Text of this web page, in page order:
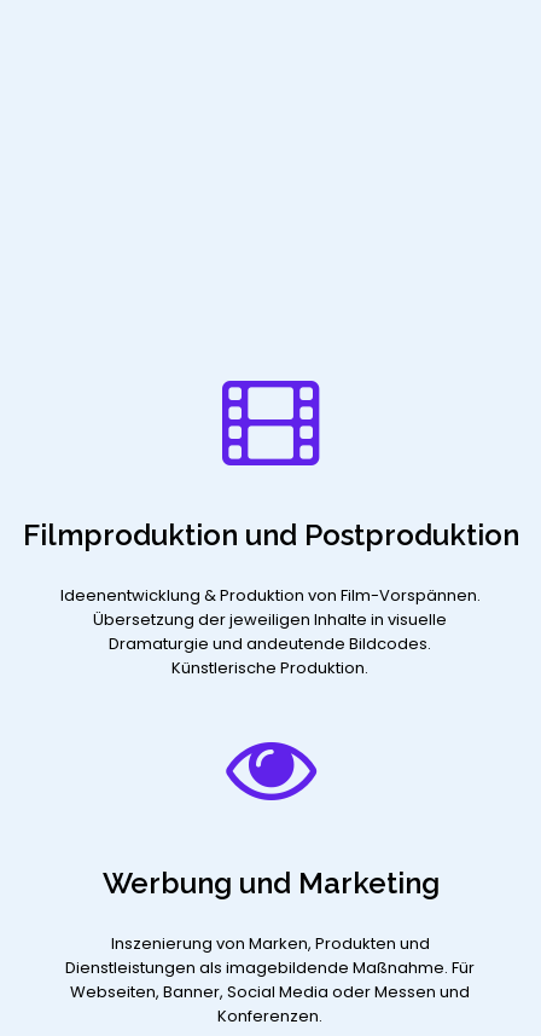
Filmproduktion und Postproduktion
Ideenentwicklung & Produktion von Film-Vorspännen.
Übersetzung der jeweiligen Inhalte in visuelle
Dramaturgie und andeutende Bildcodes.
Künstlerische Produktion.
Werbung und Marketing
Inszenierung von Marken, Produkten und
Dienstleistungen als imagebildende Maßnahme. Für
Webseiten, Banner, Social Media oder Messen und
Konferenzen.